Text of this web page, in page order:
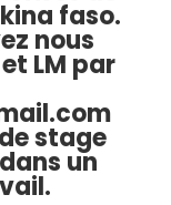
faso.
nous
LM par
stage
un